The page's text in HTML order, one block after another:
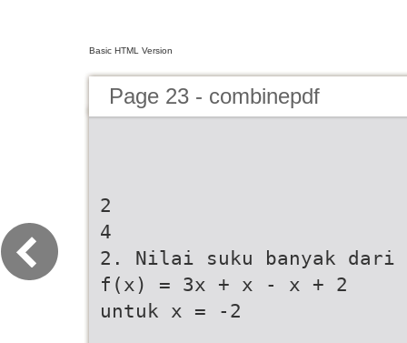
Basic HTML Version
Page 23 - combinepdf
2
4
2. Nilai suku banyak dari
f(x) = 3x + x - x + 2
untuk x = -2